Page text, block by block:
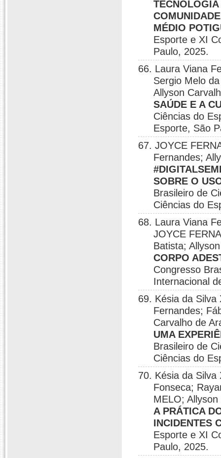
MÉDIO
Esporte e XI
Paulo, 2025.
66. Laura Viana
Sergio Melo
Allyson
SAÚDE E A
Ciências do
Esporte, São
67. JOYCE
Fernandes;
SOBRE O
Brasileiro de
Ciências do
68. Laura Viana
JOYCE
Batista;
CORPO
Congresso
Internacional
69. Késia da Silva
Fernandes;
Carvalho de
UMA
Brasileiro de
Ciências do
70. Késia da Silva
Fonseca;
MELO;
A PRÁTICA
INCIDENTES
Esporte e XI
Paulo, 2025.